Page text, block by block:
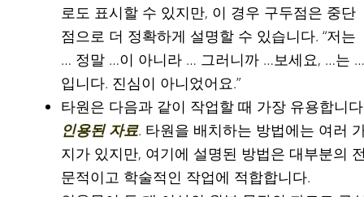
로도 표시할 수 있지만, 이 경우 구두점은 중단
점으로 더 정확하게 설명할 수 있습니다. “저는
… 정말 …이 아니라 … 그러니까 …보세요, …는 …
입니다. 진심이 아니었어요.”
타원은 다음과 같이 작업할 때 가장 유용합니
인용된 자료. 타원을 배치하는 방법에는 여러
지가 있지만, 여기에 설명된 방법은 대부분의
문적이고 학술적인 작업에 적합합니다.